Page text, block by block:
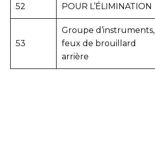
52 POUR L’ÉLIMINATION
53
Groupe d’instruments,
feux de brouillard
arrière